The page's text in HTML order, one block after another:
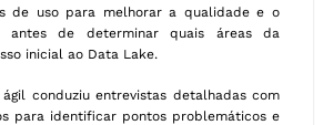
de uso para melhorar a qualidade e o
antes de determinar quais áreas da
inicial ao Data Lake.
conduziu entrevistas detalhadas com
para identificar pontos problemáticos e